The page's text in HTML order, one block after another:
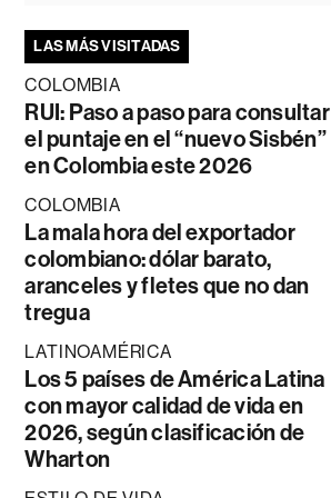
LAS MÁS VISITADAS
COLOMBIA
RUI: Paso a paso para consultar
el puntaje en el “nuevo Sisbén”
en Colombia este 2026
COLOMBIA
La mala hora del exportador
colombiano: dólar barato,
aranceles y fletes que no dan
tregua
LATINOAMÉRICA
Los 5 países de América Latina
con mayor calidad de vida en
2026, según clasificación de
Wharton